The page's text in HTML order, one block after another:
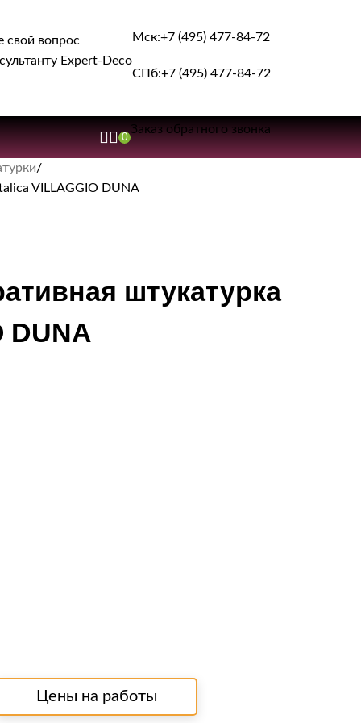
свой вопрос
Expert-Deco
Мск:+7 (495) 477-84-72
СПб:+7 (495) 477-84-72
0
Заказ обратного звонка
VILLAGGIO DUNA
штукатурка
DUNA
Цены на работы